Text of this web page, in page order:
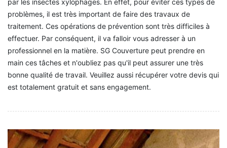
par les insectes xylophages. En effet, pour éviter ces types de
problèmes, il est très important de faire des travaux de
traitement. Ces opérations de prévention sont très difficiles à
effectuer. Par conséquent, il va falloir vous adresser à un
professionnel en la matière. SG Couverture peut prendre en
main ces tâches et n'oubliez pas qu'il peut assurer une très
bonne qualité de travail. Veuillez aussi récupérer votre devis qui
est totalement gratuit et sans engagement.